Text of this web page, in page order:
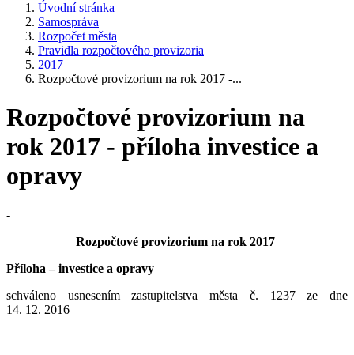
Úvodní stránka
Samospráva
Rozpočet města
Pravidla rozpočtového provizoria
2017
Rozpočtové provizorium na rok 2017 -...
Rozpočtové provizorium na
rok 2017 - příloha investice a
opravy
-
Rozpočtové provizorium na rok 2017
Příloha – investice a opravy
schváleno usnesením zastupitelstva města č. 1237 ze dne
14. 12. 2016